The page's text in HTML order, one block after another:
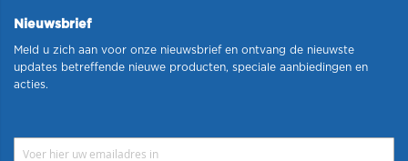
Nieuwsbrief
Meld u zich aan voor onze nieuwsbrief en ontvang de nieuwste
updates betreffende nieuwe producten, speciale aanbiedingen en
acties.